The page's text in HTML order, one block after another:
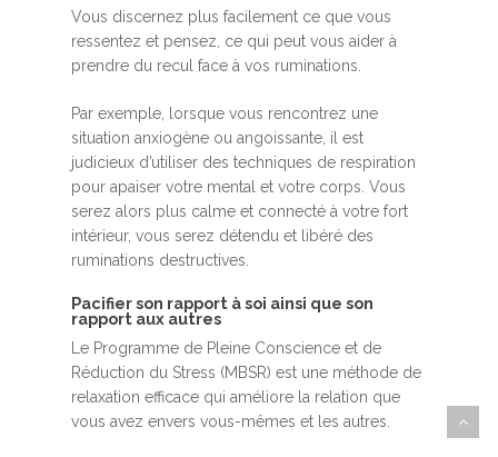
Vous discernez plus facilement ce que vous
ressentez et pensez, ce qui peut vous aider à
prendre du recul face à vos ruminations.
Par exemple, lorsque vous rencontrez une
situation anxiogène ou angoissante, il est
judicieux d’utiliser des techniques de respiration
pour apaiser votre mental et votre corps. Vous
serez alors plus calme et connecté à votre fort
intérieur, vous serez détendu et libéré des
ruminations destructives.
Pacifier son rapport à soi ainsi que son
rapport aux autres
Le Programme de Pleine Conscience et de
Réduction du Stress (MBSR) est une méthode de
relaxation efficace qui améliore la relation que
vous avez envers vous-mêmes et les autres.